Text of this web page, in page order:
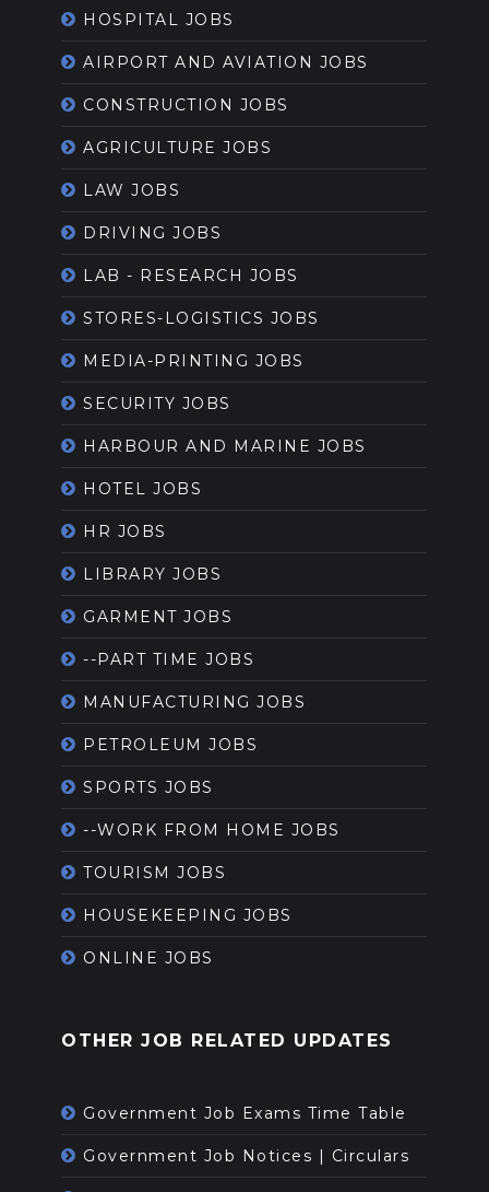
HOSPITAL JOBS
AIRPORT AND AVIATION JOBS
CONSTRUCTION JOBS
AGRICULTURE JOBS
LAW JOBS
DRIVING JOBS
LAB - RESEARCH JOBS
STORES-LOGISTICS JOBS
MEDIA-PRINTING JOBS
SECURITY JOBS
HARBOUR AND MARINE JOBS
HOTEL JOBS
HR JOBS
LIBRARY JOBS
GARMENT JOBS
--PART TIME JOBS
MANUFACTURING JOBS
PETROLEUM JOBS
SPORTS JOBS
--WORK FROM HOME JOBS
TOURISM JOBS
HOUSEKEEPING JOBS
ONLINE JOBS
OTHER JOB RELATED UPDATES
Government Job Exams Time Table
Government Job Notices | Circulars